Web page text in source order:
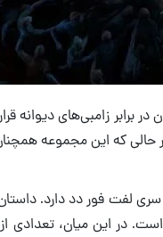
زامبی‌های دیوانه
که این مجموعه
لفت فور دد دارد.
در این میان، تعدادی